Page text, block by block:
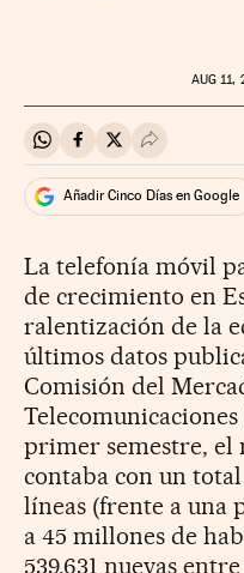
AUG 11,
Compartir en Whatsapp
Compartir en
Compartir en
Desplegar
Añadir Cinco Días en Google
La telefonía móvil
de crecimiento en
ralentización de la
últimos datos
Comisión del
primer semestre, el
contaba con un
líneas (frente a una
a 45 millones de
539.631 nuevas